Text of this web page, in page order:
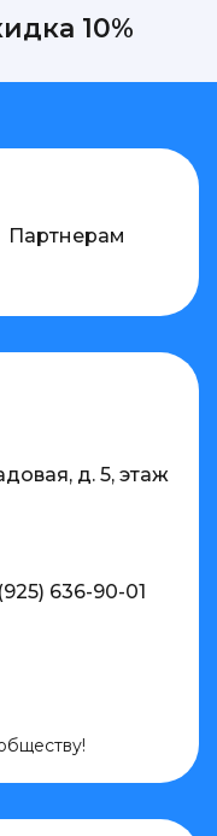
10%
Партнерам
д. 5, этаж
636-90-01